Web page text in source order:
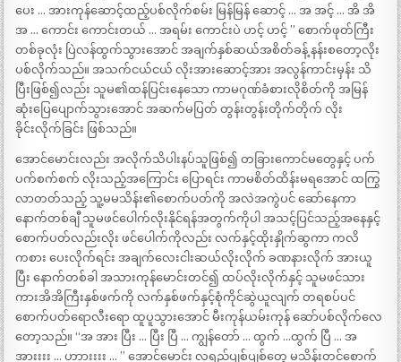
ပေး … အားကုန်ဆောင့်ထည့်ပစ်လိုက်စမ်း မြန်မြန် ဆောင့် … အ အင့် … အိ အိ
အ … ကောင်း ကောင်းတယ် … အရမ်း ကောင်းပဲ ဟင့် ဟင့် ” စောက်ဖုတ်ကြီး
တစ်ခုလုံး ပြဲလန်ထွက်သွားအောင် အချက်နှစ်ဆယ်အစိတ်ခန့် နန်းစတော့လိုး
ပစ်လိုက်သည်။ အသက်ငယ်ငယ် လိုးအားဆောင့်အား အလွန်ကာင်းမှန်း သိ
ပြီးဖြစ်၍လည်း သူမ၏ထန်ပြင်းနေသော ကာမဂုဏ်ခံစားလိုစိတ်ကို အမြန်
ဆုံးပြေပျောက်သွားအောင် အဆက်မပြတ် တွန်းတွန်းတိုက်တိုက် လိုး
ခိုင်းလိုက်ခြင်း ဖြစ်သည်။
အောင်မောင်းလည်း အလိုက်သိပါးနပ်သူဖြစ်၍ တခြားကောင်မတွေနှင့် ပက်
ပက်စက်စက် လိုးသည့်အကြောင်း ပြောရင်း ကာမစိတ်ထိန်းမရအောင် ထကြွ
လာတတ်သည့် သူ့မမသိန်း၏စောက်ပတ်ကို အလဲအကွဲပင် ဆော်နေကာ
နောက်တစ်ချီ သူမဖင်ပေါက်လိုးနိုင်ရန်အတွက်ကိုပါ အသင့်ပြင်သည့်အနေနှင့်
စောက်ပတ်လည်းလိုး ဖင်ပေါက်ကိုလည်း လက်နှင့်ထိုးနှိုက်ဆွကာ ကလိ
ကစား ပေးလိုက်ရင်း အချက်လေးငါးဆယ်လိုးလိုက် ခဏနားလိုက် အားယူ
ပြီး နောက်တစ်ခါ အသားကုန်မောင်းတင်၍ ထပ်လိုးလိုက်နှင့် သူမဖင်သား
ကားအိအိကြီးနှစ်ဖက်ကို လက်နှစ်ဖက်နှင့်စုံကိုင်ဆွဲယူလျက် တရစပ်ပင်
စောက်ပတ်ရောလီးရော ထူပူသွားအောင် မီးကုန်ယမ်းကုန် ဆော်ပစ်လိုက်လေ
တော့သည်။ “အ အား ပြီး … ပြီး ပြီ … ကျွန်တော် … ထွက် …ထွက် ပြီ … အ
အားးးး … ဟာားးးး … ” အောင်မောင်း လရည်ပျစ်ပျစ်တွေ မသိန်းတင်စောက်